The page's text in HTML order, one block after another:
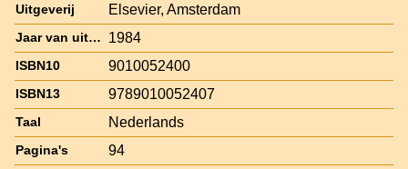
Uitgeverij Elsevier, Amsterdam
Jaar van uitgave 1984
ISBN10 9010052400
ISBN13 9789010052407
Taal Nederlands
Pagina's 94